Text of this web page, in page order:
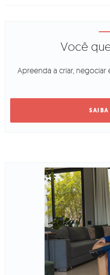
Você
Apreenda a criar, negociar